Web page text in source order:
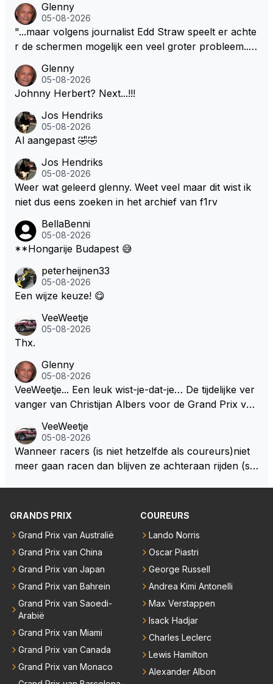
Glenny
05-08-2026
"...maar volgens journalist Edd Straw speelt er achte
r de schermen mogelijk een veel groter probleem..."
Glenny
05-08-2026
Johnny Herbert? Next...!!!
Jos Hendriks
05-08-2026
Al aangepast 🤣🤣
Jos Hendriks
05-08-2026
Weer wat geleerd glenny. Weet veel maar dit wist ik
niet dus eens zoeken in het archief van f1rv
BellaBenni
05-08-2026
**Hongarije Budapest 😅
peterheijnen33
05-08-2026
Een wijze keuze! 😋
VeeWeetje
05-08-2026
Thx.
Glenny
05-08-2026
VeeWeetje... Een leuk wist-je-dat-je… De tijdelijke ver
vanger van Christijan Albers voor de Grand Prix van
rkus Winkelhock. Vanaf de race daarna werd het st
oeltje definitief overgenomen door Sakon Yamamot
o. Na 2 rondes gokte Markus Winkelhock goed (hij k
en had, werd hij helaas aan alle kanten door iederee
n achterhaald. Hij moest later opgeven vanwege een
technisch mankement. Het was ook de enige keer d
at Markus Winkelhock een officiële Formule 1 race r
eed; hij vertrok daarna...
VeeWeetje
05-08-2026
Wanneer racers (is niet hetzelfde als coureurs)niet
meer gaan racen dan blijven ze achteraan rijden (so
GRANDS PRIX
Grand Prix van Australië
Grand Prix van China
Grand Prix van Japan
Grand Prix van Bahrein
Grand Prix van Saoedi-
Arabië
Grand Prix van Miami
Grand Prix van Canada
Grand Prix van Monaco
COUREURS
Lando Norris
Oscar Piastri
George Russell
Andrea Kimi Antonelli
Max Verstappen
Isack Hadjar
Charles Leclerc
Lewis Hamilton
Alexander Albon